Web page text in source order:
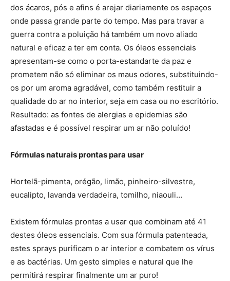
dos ácaros, pós e afins é arejar diariamente os espaços
onde passa grande parte do tempo. Mas para travar a
guerra contra a poluição há também um novo aliado
natural e eficaz a ter em conta. Os óleos essenciais
apresentam-se como o porta-estandarte da paz e
prometem não só eliminar os maus odores, substituindo-
os por um aroma agradável, como também restituir a
qualidade do ar no interior, seja em casa ou no escritório.
Resultado: as fontes de alergias e epidemias são
afastadas e é possível respirar um ar não poluído!
Fórmulas naturais prontas para usar
Hortelã-pimenta, orégão, limão, pinheiro-silvestre,
eucalipto, lavanda verdadeira, tomilho, niaouli…
Existem fórmulas prontas a usar que combinam até 41
destes óleos essenciais. Com sua fórmula patenteada,
estes sprays purificam o ar interior e combatem os vírus
e as bactérias. Um gesto simples e natural que lhe
permitirá respirar finalmente um ar puro!